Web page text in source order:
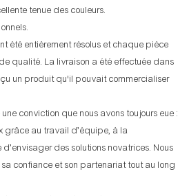
tenue des couleurs.
été entièrement résolus et chaque pièce
qualité. La livraison a été effectuée dans
un produit qu'il pouvait commercialiser
conviction que nous avons toujours eue :
grâce au travail d’équipe, à la
des solutions novatrices. Nous
confiance et son partenariat tout au long